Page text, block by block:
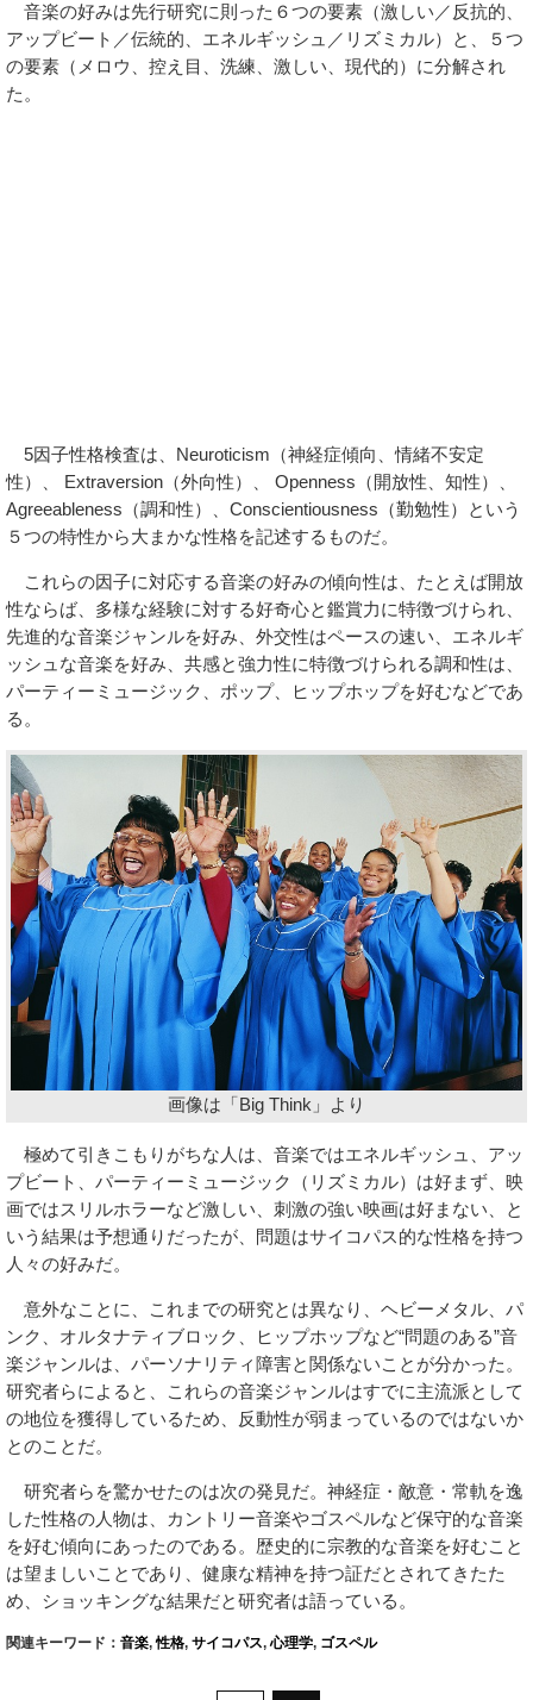
音楽の好みは先行研究に則った６つの要素（激しい／反抗的、
アップビート／伝統的、エネルギッシュ／リズミカル）と、５つ
の要素（メロウ、控え目、洗練、激しい、現代的）に分解され
た。
5因子性格検査は、Neuroticism（神経症傾向、情緒不安定
性）、 Extraversion（外向性）、 Openness（開放性、知性）、
Agreeableness（調和性）、Conscientiousness（勤勉性）という
５つの特性から大まかな性格を記述するものだ。
これらの因子に対応する音楽の好みの傾向性は、たとえば開放
性ならば、多様な経験に対する好奇心と鑑賞力に特徴づけられ、
先進的な音楽ジャンルを好み、外交性はペースの速い、エネルギ
ッシュな音楽を好み、共感と強力性に特徴づけられる調和性は、
パーティーミュージック、ポップ、ヒップホップを好むなどであ
る。
画像は「Big Think」より
極めて引きこもりがちな人は、音楽ではエネルギッシュ、アッ
プビート、パーティーミュージック（リズミカル）は好まず、映
画ではスリルホラーなど激しい、刺激の強い映画は好まない、と
いう結果は予想通りだったが、問題はサイコパス的な性格を持つ
人々の好みだ。
意外なことに、これまでの研究とは異なり、ヘビーメタル、パ
ンク、オルタナティブロック、ヒップホップなど“問題のある”音
楽ジャンルは、パーソナリティ障害と関係ないことが分かった。
研究者らによると、これらの音楽ジャンルはすでに主流派として
の地位を獲得しているため、反動性が弱まっているのではないか
とのことだ。
研究者らを驚かせたのは次の発見だ。神経症・敵意・常軌を逸
した性格の人物は、カントリー音楽やゴスペルなど保守的な音楽
を好む傾向にあったのである。歴史的に宗教的な音楽を好むこと
は望ましいことであり、健康な精神を持つ証だとされてきたた
め、ショッキングな結果だと研究者は語っている。
関連キーワード： 音楽,性格, サイコパス,心理学, ゴスペル